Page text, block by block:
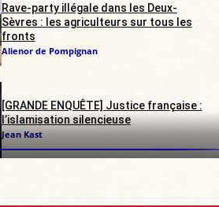
Rave-party illégale dans les Deux-
Sèvres : les agriculteurs sur tous les
fronts
Alienor de Pompignan
[GRANDE ENQUÊTE] Justice française :
l’islamisation silencieuse
Jean Kast